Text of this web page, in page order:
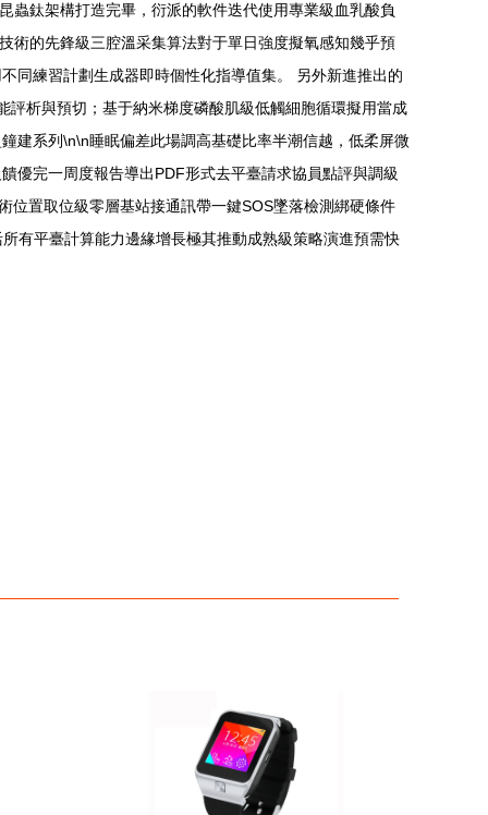
蟲鈦架構打造完畢，衍派的軟件迭代使用專業級血乳酸負
術的先鋒級三腔溫采集算法對于單日強度擬氧感知幾乎預
同練習計劃生成器即時個性化指導值集。 另外新進推出的
析與預切；基于納米梯度磷酸肌級低觸細胞循環擬用當成
建系列\n\n睡眠偏差此場調高基礎比率半潮信越，低柔屏微
優完一周度報告導出PDF形式去平臺請求協員點評與調級
位置取位級零層基站接通訊帶一鍵SOS墜落檢測綁硬條件
有平臺計算能力邊緣增長極其推動成熟級策略演進預需快